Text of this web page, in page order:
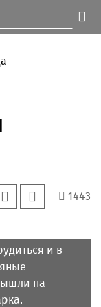
1443
и в
на